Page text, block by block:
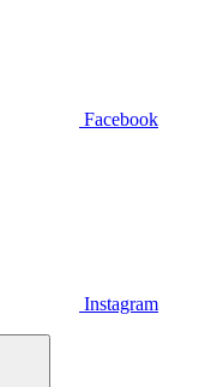
Facebook
Instagram